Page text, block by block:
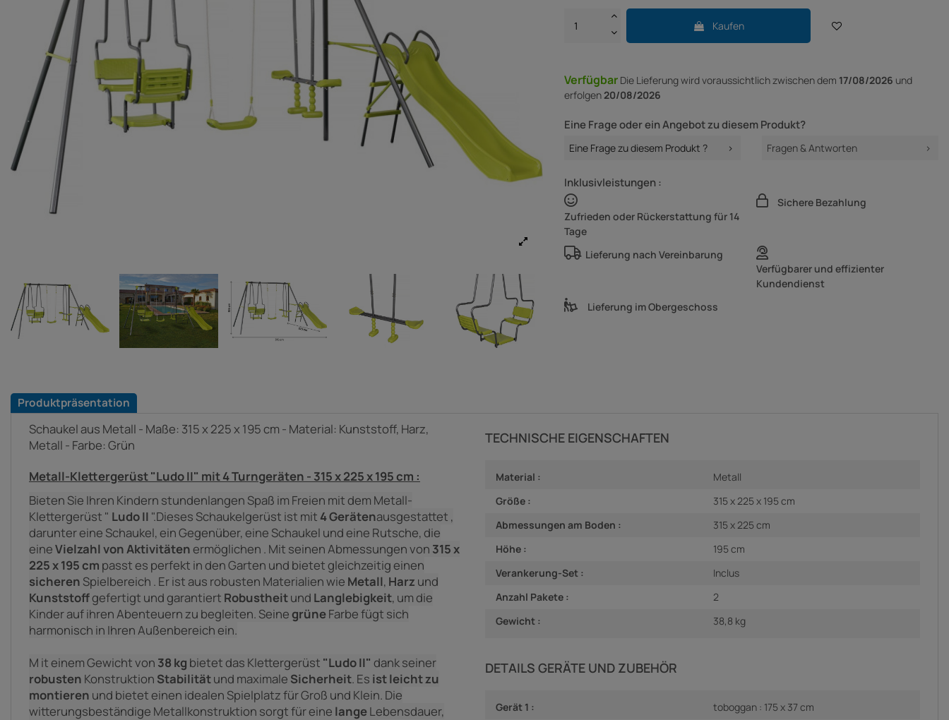
Kaufen
Verfügbar Die Lieferungwird voraussichtlich zwischen dem 17/08/2026 und
erfolgen 20/08/2026
Eine Frage oder ein Angebot zu diesem Produkt?
Eine Frage zu diesem Produkt ? Fragen & Antworten
Inklusivleistungen :
Zufrieden oder Rückerstattung für 14
Tage
Sichere Bezahlung
Lieferung nach Vereinbarung
Verfügbarer und effizienter
Kundendienst
Lieferung im Obergeschoss
Produktpräsentation
Schaukel aus Metall - Maße: 315 x 225 x 195 cm - Material: Kunststoff, Harz,
Metall - Farbe: Grün
Metall-Klettergerüst "Ludo II" mit 4 Turngeräten - 315 x 225 x 195 cm :
Bieten Sie Ihren Kindern stundenlangen Spaß im Freien mit dem Metall-
Klettergerüst " Ludo II ".Dieses Schaukelgerüst ist mit 4 Gerätenausgestattet ,
darunter eine Schaukel, ein Gegenüber, eine Schaukel und eine Rutsche, die
eineVielzahl von Aktivitätenermöglichen . Mit seinen Abmessungen von 315 x
225 x 195 cm passt es perfekt in den Garten und bietet gleichzeitig einen
sicheren Spielbereich . Er istaus robusten Materialien wie Metall, Harz und
Kunststoffgefertigt und garantiert Robustheitund Langlebigkeit, um die
Kinder auf ihren Abenteuern zu begleiten. SeinegrüneFarbefügt sich
harmonisch in Ihren Außenbereich ein.
M it einem Gewicht von 38 kg bietetdas Klettergerüst "Ludo II" dank seiner
robusten Konstruktion Stabilitätund maximale Sicherheit. Es ist leicht zu
montieren und bietet einen idealen Spielplatz für Groß und Klein. Die
witterungsbeständige Metallkonstruktion sorgt für eine langeLebensdauer,
TECHNISCHE EIGENSCHAFTEN
Material :
Metall
Größe :
315 x 225 x 195 cm
Abmessungen am Boden :
315 x 225 cm
Höhe :
195 cm
Verankerung-Set :
Inclus
Anzahl Pakete :
2
Gewicht :
38,8 kg
DETAILS GERÄTE UND ZUBEHÖR
Gerät 1 :
toboggan : 175 x 37 cm